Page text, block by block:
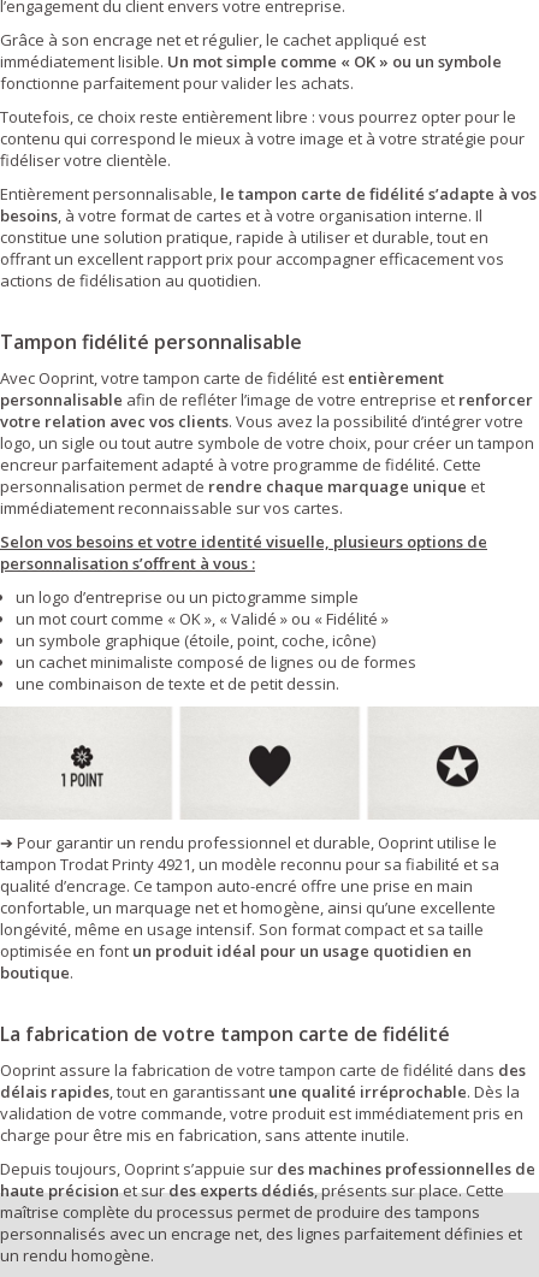
l’engagement du client envers votre entreprise.
Grâce à son encrage net et régulier, le cachet appliqué est
immédiatement lisible. Un mot simple comme « OK » ou un symbole
fonctionne parfaitement pour valider les achats.
Toutefois, ce choix reste entièrement libre : vous pourrez opter pour le
contenu qui correspond le mieux à votre image et à votre stratégie pour
fidéliser votre clientèle.
Entièrement personnalisable, le tampon carte de fidélité s’adapte à vos
besoins, à votre format de cartes et à votre organisation interne. Il
constitue une solution pratique, rapide à utiliser et durable, tout en
offrant un excellent rapport prix pour accompagner efficacement vos
actions de fidélisation au quotidien.
Tampon fidélité personnalisable
Avec Ooprint, votre tampon carte de fidélité est entièrement
personnalisable afin de refléter l’image de votre entreprise et renforcer
votre relation avec vos clients. Vous avez la possibilité d’intégrer votre
logo, un sigle ou tout autre symbole de votre choix, pour créer un tampon
encreur parfaitement adapté à votre programme de fidélité. Cette
personnalisation permet de rendre chaque marquage unique et
immédiatement reconnaissable sur vos cartes.
Selon vos besoins et votre identité visuelle, plusieurs options de
personnalisation s’offrent à vous :
un logo d’entreprise ou un pictogramme simple
un mot court comme « OK », « Validé » ou « Fidélité »
un symbole graphique (étoile, point, coche, icône)
un cachet minimaliste composé de lignes ou de formes
une combinaison de texte et de petit dessin.
➔ Pour garantir un rendu professionnel et durable, Ooprint utilise le
tampon Trodat Printy 4921, un modèle reconnu pour sa fiabilité et sa
qualité d’encrage. Ce tampon auto-encré offre une prise en main
confortable, un marquage net et homogène, ainsi qu’une excellente
longévité, même en usage intensif. Son format compact et sa taille
optimisée en font un produit idéal pour un usage quotidien en
boutique.
La fabrication de votre tampon carte de fidélité
Ooprint assure la fabrication de votre tampon carte de fidélité dans des
délais rapides, tout en garantissant une qualité irréprochable. Dès la
validation de votre commande, votre produit est immédiatement pris en
charge pour être mis en fabrication, sans attente inutile.
Depuis toujours, Ooprint s’appuie sur des machines professionnelles de
haute précisionet surdes experts dédiés, présents sur place. Cette
maîtrise complète du processus permet de produire des tampons
personnalisés avec un encrage net, des lignes parfaitement définies et
un rendu homogène.